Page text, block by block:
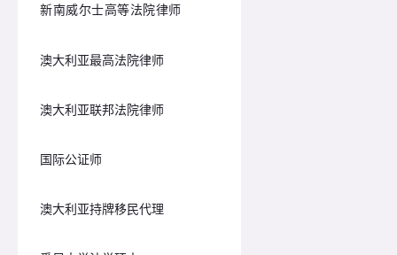
新南威尔士高等法院律师
澳大利亚最高法院律师
澳大利亚联邦法院律师
国际公证师
澳大利亚持牌移民代理